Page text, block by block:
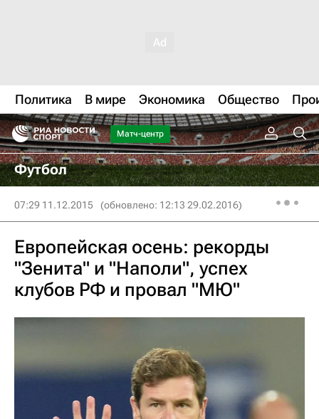
Политика В мире Экономика Общество
Матч-центр
Футбол
07:29 11.12.2015 (обновлено: 12:13 29.02.2016)
Европейская осень: рекорды
"Зенита" и "Наполи", успех
клубов РФ и провал "МЮ"